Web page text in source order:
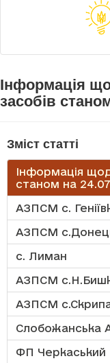
Інформація
засобів
Зміст статті
Інформація
станом на
АЗПСМ с.
АЗПСМ
с. Лиман
АЗПСМ
АЗПСМ
Слобожанська
ФП Черкаський